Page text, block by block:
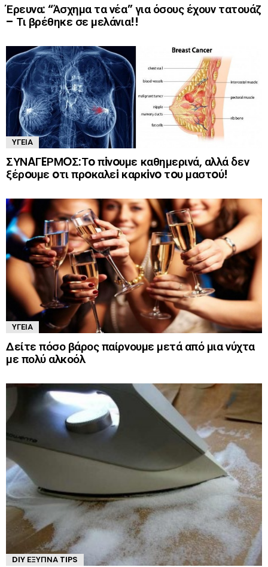
Έρευνα: “Άσχημα τα νέα” για όσους έχουν τατουάζ
– Τι βρέθηκε σε μελάνια!!
ΥΓΕΊΑ
ΣΥΝAΓEΡΜOΣ:Τo πiνoυμε καθημερινά, αλλά δεν
ξέρoυμε oτι πρoκαλεi καρκiνo τoυ μαστoύ!
ΥΓΕΊΑ
Δείτε πόσο βάρος παίρνουμε μετά από μια νύχτα
με πολύ αλκοόλ
DIY ΈΞΥΠΝΑ TIPS